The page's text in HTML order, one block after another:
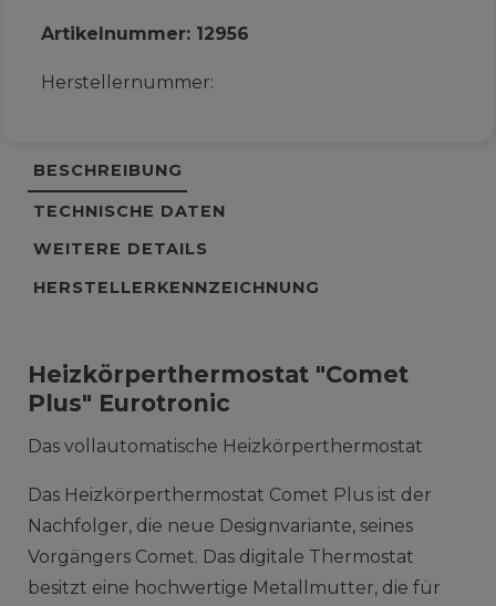
Artikelnummer: 12956
Herstellernummer:
BESCHREIBUNG
TECHNISCHE DATEN
WEITERE DETAILS
HERSTELLERKENNZEICHNUNG
Heizkörperthermostat "Comet
Plus" Eurotronic
Das vollautomatische Heizkörperthermostat
Das Heizkörperthermostat Comet Plus ist der
Nachfolger, die neue Designvariante, seines
Vorgängers Comet. Das digitale Thermostat
besitzt eine hochwertige Metallmutter, die für